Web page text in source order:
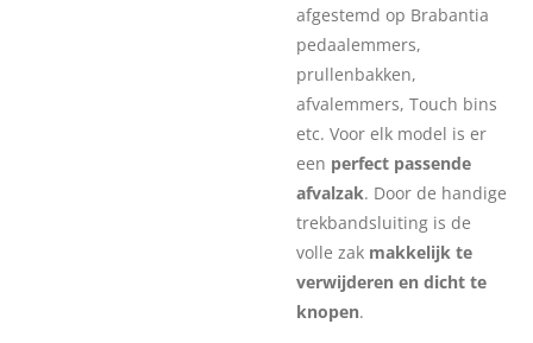
afgestemd op Brabantia
pedaalemmers,
prullenbakken,
afvalemmers, Touch bins
etc. Voor elk model is er
een perfect passende
afvalzak. Door de handige
trekbandsluiting is de
volle zak makkelijk te
verwijderen en dicht te
knopen.